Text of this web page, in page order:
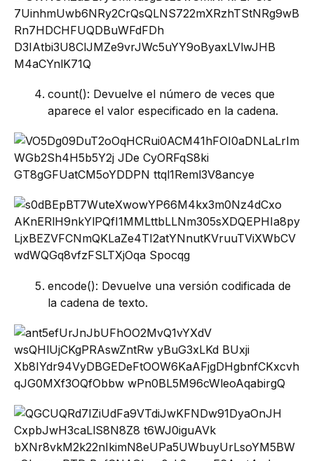
count(): Devuelve el número de veces que
aparece el valor especificado en la cadena.
encode(): Devuelve una versión codificada de
la cadena de texto.